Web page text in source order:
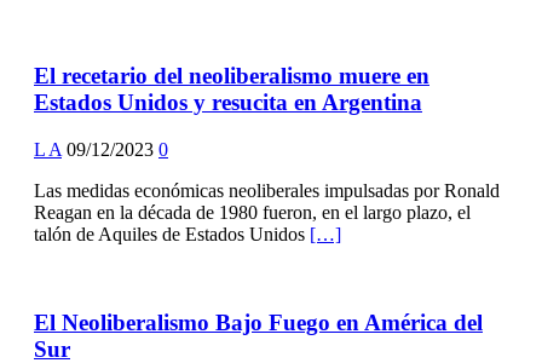
El recetario del neoliberalismo muere en
Estados Unidos y resucita en Argentina
L A 09/12/2023 0
Las medidas económicas neoliberales impulsadas por Ronald
Reagan en la década de 1980 fueron, en el largo plazo, el
talón de Aquiles de Estados Unidos […]
El Neoliberalismo Bajo Fuego en América del
Sur